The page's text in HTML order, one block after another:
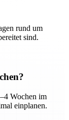
rund um
sind.
Wochen im
einplanen.